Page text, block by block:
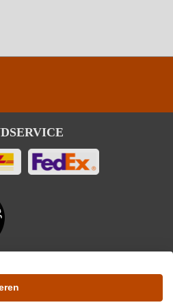
15,5 %
del Pino 4, 06132 Perugia, Italien